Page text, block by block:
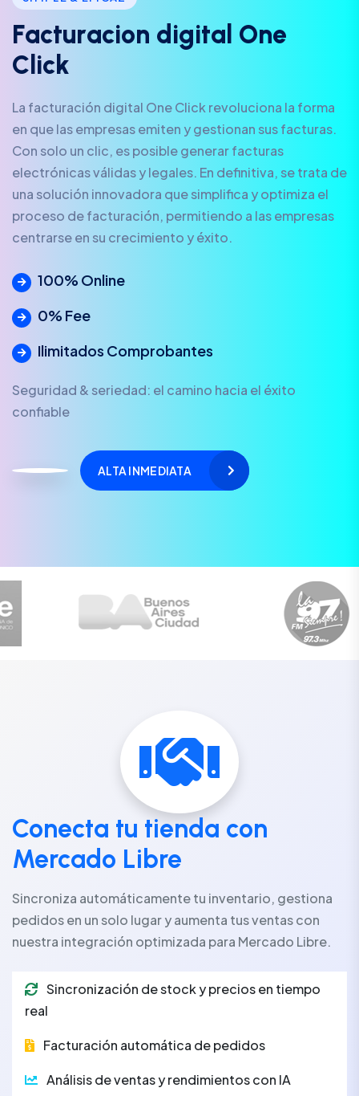
Facturacion d igita One
C ick
La facturación digital One Click revoluciona la forma
en que las empresas emiten y gestionan sus facturas.
Con solo un clic, es posible generar facturas
electrónicas válidas y legales. En definitiva, se trata de
una solución innovadora que simplifica y optimiza el
proceso de facturación, permitiendo a las empresas
centrarse en su crecimiento y éxito.
100% Online
0% Fee
Ilimitados Comprobantes
Seguridad & seriedad: el camino hacia el éxito
confiable
ALTA INMEDIATA
Conecta tu tienda con
Mercado Libre
Sincroniza automáticamente tu inventario, gestiona
pedidos en un solo lugar y aumenta tus ventas con
nuestra integración optimizada para Mercado Libre.
Sincronización de stock y precios en tiempo
real
Facturación automática de pedidos
Análisis de ventas y rendimientos con IA